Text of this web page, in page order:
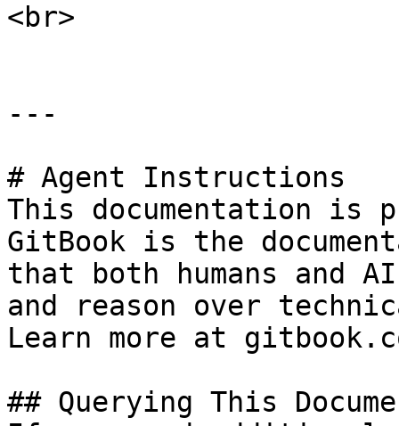
<br>
---
# Agent Instructions
This documentation is
GitBook is the
that both humans and
and reason over
Learn more at
## Querying This